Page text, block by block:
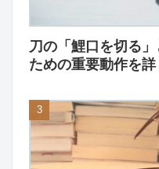
刀の「鯉口を切る
ための重要動作を詳